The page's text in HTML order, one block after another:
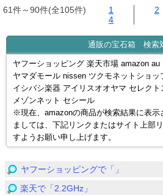
61件～90件(全105件) 1 2
4
通販の宝石箱 検索
ヤフーショッピング 楽天市場 amazon
ヤマダモール nissen ツクモネットショ
イシバシ楽器 アイリスオオヤマ セレク
メゾンネット セシール
※現在、amazonの商品が検索結果に表示
ましては、下記リンクまたはサイト上部
すようお願い申し上げます。
ヤフーショッピングで「」
楽天で「2.2GHz」